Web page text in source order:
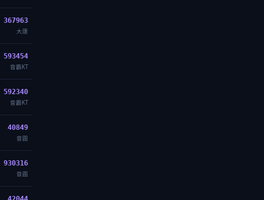
367963
大唐
593454
音霸KT
592340
音霸KT
40849
音圓
930316
音圓